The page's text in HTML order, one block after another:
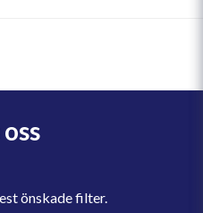
önskade filter.